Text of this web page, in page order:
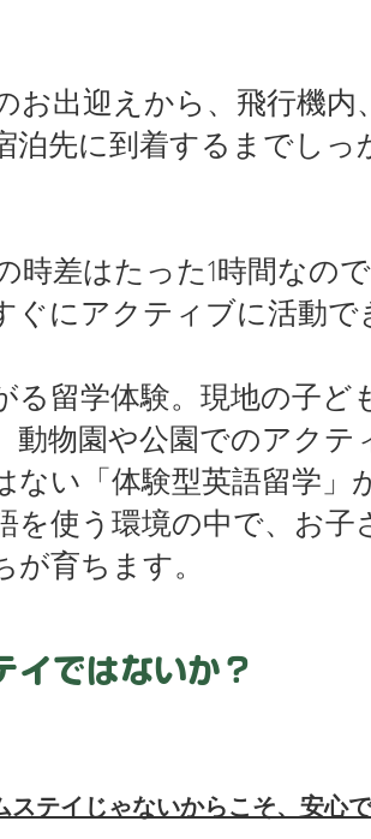
お出迎えから、飛行機内
泊先に到着するまでしっ
時差はたった1時間なの
にアクティブに活動で
る留学体験。現地の子ど
物園や公園でのアクテ
ない「体験型英語留学」
を使う環境の中で、お子
育ちます。
イではないか？
ステイじゃないからこそ、安心